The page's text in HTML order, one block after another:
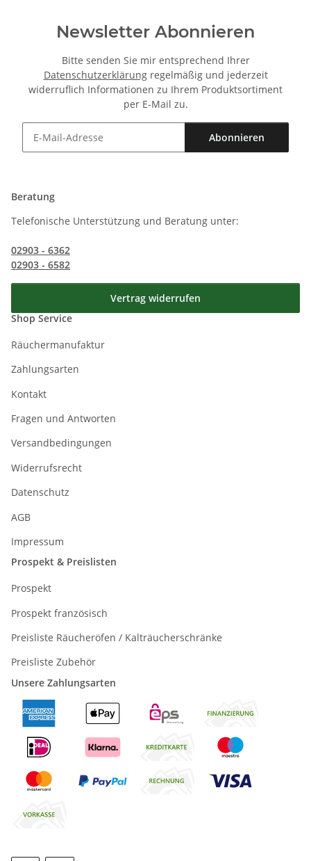
Newsletter Abonnieren
Bitte senden Sie mir entsprechend Ihrer
Datenschutzerklärungregelmäßig und jederzeit
widerruflich Informationen zu Ihrem Produktsortiment
per E-Mail zu.
Abonnieren
Beratung
Telefonische Unterstützung und Beratung unter:
02903 - 6362
02903 - 6582
Vertrag widerrufen
Shop Service
Räuchermanufaktur
Zahlungsarten
Kontakt
Fragen und Antworten
Versandbedingungen
Widerrufsrecht
Datenschutz
AGB
Impressum
Prospekt & Preislisten
Prospekt
Prospekt französisch
Preisliste Räucheröfen / Kalträucherschränke
Preisliste Zubehör
Unsere Zahlungsarten